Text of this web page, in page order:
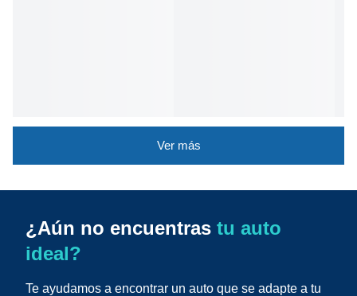
Ver más
¿Aún no encuentras tu auto
ideal?
Te ayudamos a encontrar un auto que se adapte a tu